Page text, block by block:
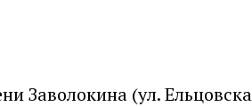
Заволокина (ул.